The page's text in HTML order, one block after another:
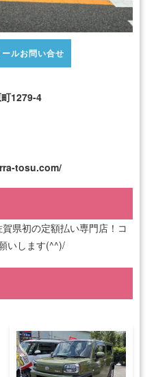
ールお問い合せ
1279-4
tosu.com/
県初の定額払い専門店！コ
いします(^^)/